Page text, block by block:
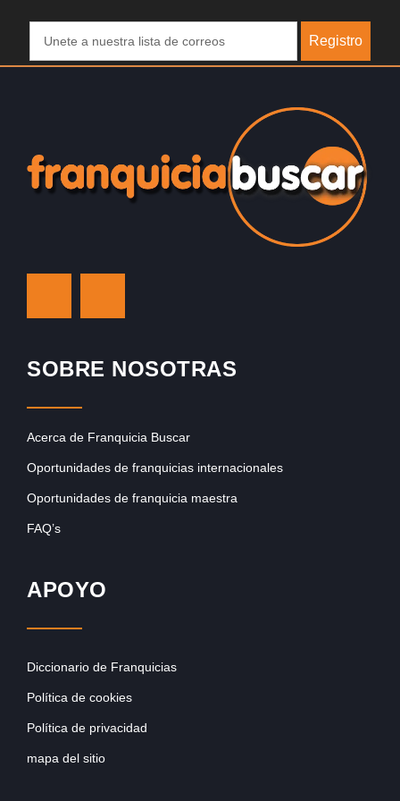
Registro
SOBRE NOSOTRAS
Acerca de Franquicia Buscar
Oportunidades de franquicias internacionales
Oportunidades de franquicia maestra
FAQ’s
APOYO
Diccionario de Franquicias
Política de cookies
Política de privacidad
mapa del sitio